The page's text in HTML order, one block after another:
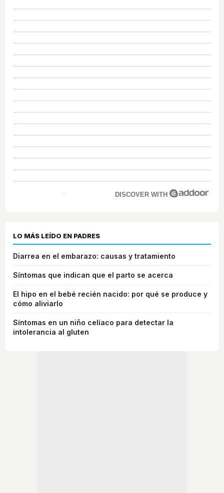
DISCOVER WITH
LO MÁS LEÍDO EN PADRES
Diarrea en el embarazo: causas y tratamiento
Síntomas que indican que el parto se acerca
El hipo en el bebé recién nacido: por qué se produce y
cómo aliviarlo
Síntomas en un niño celíaco para detectar la
intolerancia al gluten